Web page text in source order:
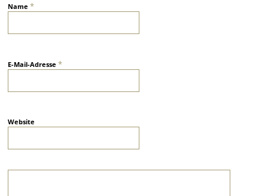
Name*
E-Mail-Adresse*
Website